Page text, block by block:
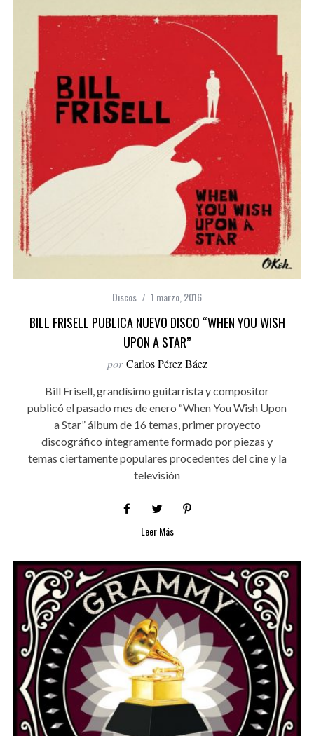
Discos 1 marzo, 2016
BILL FRISELL PUBLICA NUEVO DISCO “WHEN YOU WISH
UPON A STAR”
por Carlos Pérez Báez
Bill Frisell, grandísimo guitarrista y compositor
publicó el pasado mes de enero “When You Wish Upon
a Star” álbum de 16 temas, primer proyecto
discográfico íntegramente formado por piezas y
temas ciertamente populares procedentes del cine y la
televisión
Leer Más